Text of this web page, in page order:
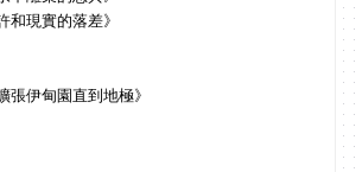
和現實的落差》
張伊甸園直到地極》